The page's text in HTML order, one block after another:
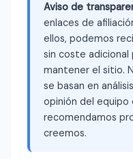
Aviso de
enlaces de
ellos, podemos
sin coste adicional
mantener el sitio.
se basan en
opinión del equipo
recomendamos
creemos.